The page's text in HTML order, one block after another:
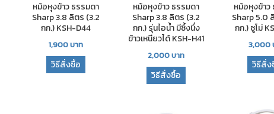
หม้อหุงข้าว ธรรมดา
Sharp 3.8 ลิตร (3.2
กก.) KSH-D44
1,900บาท
วิธีสั่งซื้อ
หม้อหุงข้าว ธรรมดา
Sharp 3.8 ลิตร (3.2
กก.) รุ่นไอน้ำ มีซึ้งนึ่ง
ข้าวเหนียวได้ KSH-H41
2,000บาท
วิธีสั่งซื้อ
หม้อหุงข้าว
Sharp 5.0
กก.) ซูโม่
3,000
วิธีสั่ง